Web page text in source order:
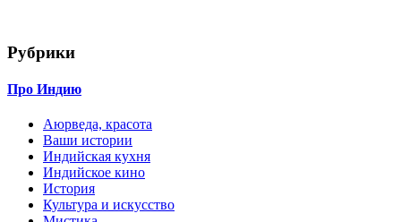
Рубрики
Про Индию
Аюрведа, красота
Ваши истории
Индийская кухня
Индийское кино
История
Культура и искусство